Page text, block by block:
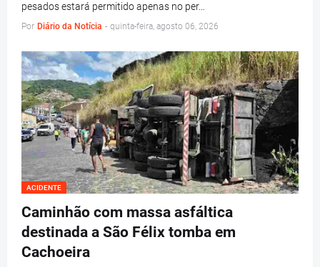
pesados estará permitido apenas no per…
Por Diário da Notícia - quinta-feira, agosto 06, 2026
ACIDENTE
Caminhão com massa asfáltica
destinada a São Félix tomba em
Cachoeira